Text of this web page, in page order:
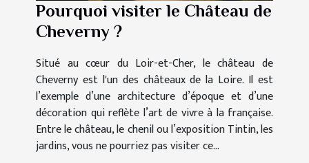
Pourquoi visiter le Château de
Cheverny ?
Situé au cœur du Loir-et-Cher, le château de
Cheverny est l'un des châteaux de la Loire. Il est
l’exemple d’une architecture d’époque et d’une
décoration qui reflète l’art de vivre à la française.
Entre le château, le chenil ou l’exposition Tintin, les
jardins, vous ne pourriez pas visiter ce...